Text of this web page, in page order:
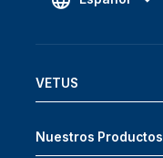
VETUS
Nuestros Productos